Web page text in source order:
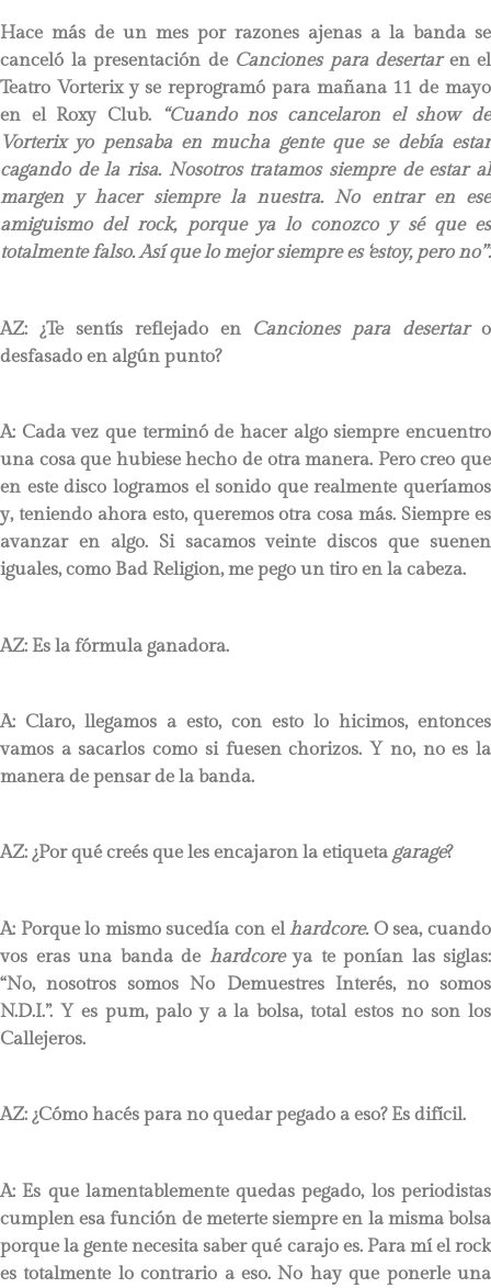
Hace más de un mes por razones ajenas a la banda se
canceló la presentación de Canciones para desertar en el
Teatro Vorterix y se reprogramó para mañana 11 de mayo
en el Roxy Club. “Cuando nos cancelaron el show de
Vorterix yo pensaba en mucha gente que se debía estar
cagando de la risa. Nosotros tratamos siempre de estar al
margen y hacer siempre la nuestra. No entrar en ese
amiguismo del rock, porque ya lo conozco y sé que es
totalmente falso. Así que lo mejor siempre es ‘estoy, pero no’”.
AZ: ¿Te sentís reflejado en Canciones para desertaro
desfasado en algún punto?
A: Cada vez que terminó de hacer algo siempre encuentro
una cosa que hubiese hecho de otra manera. Pero creo que
en este disco logramos el sonido que realmente queríamos
y, teniendo ahora esto, queremos otra cosa más. Siempre es
avanzar en algo. Si sacamos veinte discos que suenen
iguales, como Bad Religion, me pego un tiro en la cabeza.
AZ: Es la fórmula ganadora.
A: Claro, llegamos a esto, con esto lo hicimos, entonces
vamos a sacarlos como si fuesen chorizos. Y no, no es la
manera de pensar de la banda.
AZ: ¿Por qué creés que les encajaron la etiqueta garage?
A: Porque lo mismo sucedía con elhardcore.O sea, cuando
vos eras una banda de hardcoreya te ponían las siglas:
“No, nosotros somos No Demuestres Interés, no somos
N.D.I.”. Y es pum, palo y a la bolsa, total estos no son los
Callejeros.
AZ: ¿Cómo hacés para no quedar pegado a eso? Es difícil.
A: Es que lamentablemente quedas pegado, los periodistas
cumplen esa función de meterte siempre en la misma bolsa
porque la gente necesita saber qué carajo es. Para mí el rock
es totalmente lo contrario a eso. No hay que ponerle una